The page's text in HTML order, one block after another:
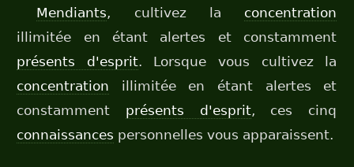
Mendiants, cultivez la concentration
illimitée en étant alertes et constamment
présents d'esprit. Lorsque vous cultivez la
concentration illimitée en étant alertes et
constamment présents d'esprit, ces cinq
connaissances personnelles vous apparaissent.